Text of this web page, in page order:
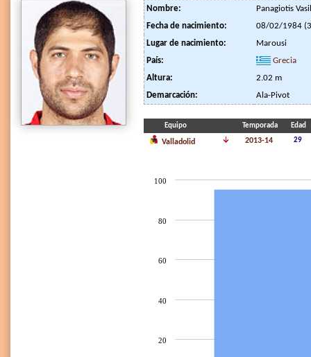
Nombre:
Panagiotis
Fecha de nacimiento:
08/02/1984
Lugar de nacimiento:
Marousi
País:
Grecia
Altura:
2.02 m
Demarcación:
Ala-Pivot
Equipo Temporada Edad
Valladolid 2013-14 29
20
40
60
80
100